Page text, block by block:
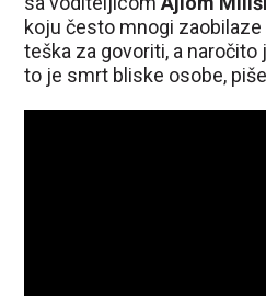
koju često mnogi
teška za govoriti, a naročito
to je smrt bliske osobe,